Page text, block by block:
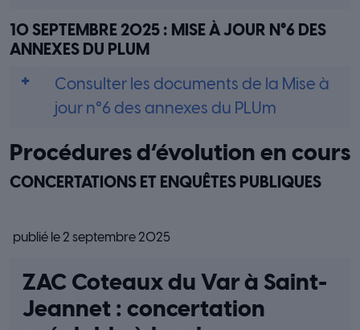
10 SEPTEMBRE 2025 : MISE À JOUR N°6 DES
ANNEXES DU PLUM
Consulter les documents de la Mise à
jour n°6 des annexes du PLUm
Procédures d’évolution en cours
CONCERTATIONS ET ENQUÊTES PUBLIQUES
publié le 2 septembre 2025
ZAC Coteaux du Var à Saint-
Jeannet : concertation